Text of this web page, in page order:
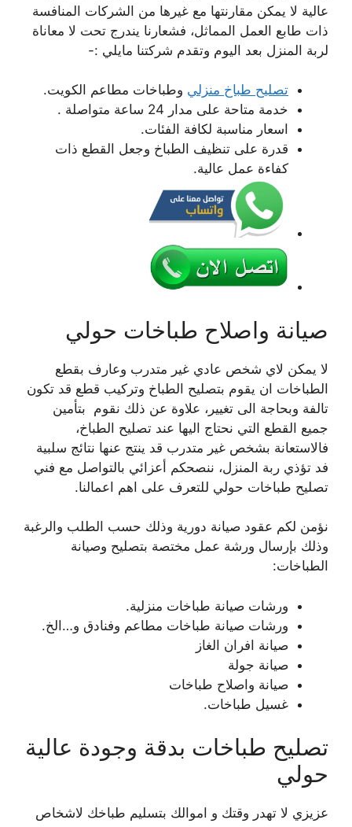
عالية لا يمكن مقارنتها مع غيرها من الشركات المنافسة
ذات طابع العمل المماثل، فشعارنا يندرج تحت لا معاناة
لربة المنزل بعد اليوم وتقدم شركتنا مايلي :-
تصليح طباخ منزلي وطباخات مطاعم الكويت.
خدمة متاحة على مدار 24 ساعة متواصلة .
اسعار مناسبة لكافة الفئات.
قدرة على تنظيف الطباخ وجعل القطع ذات
كفاءة عمل عالية.
صيانة واصلاح طباخات حولي
لا يمكن لاي شخص عادي غير متدرب وعارف بقطع
الطباخات ان يقوم بتصليح الطباخ وتركيب قطع قد تكون
تالفة وبحاجة الى تغيير، علاوة عن ذلك نقوم بتأمين
جميع القطع التي نحتاج اليها عند تصليح الطباخ،
فالاستعانة بشخص غير متدرب قد ينتج عنها نتائج سلبية
فد تؤذي ربة المنزل، ننصحكم أعزائي بالتواصل مع فني
تصليح طباخات حولي للتعرف على اهم اعمالنا.
نؤمن لكم عقود صيانة دورية وذلك حسب الطلب والرغبة
وذلك بإرسال ورشة عمل مختصة بتصليح وصيانة
الطباخات:
ورشات صيانة طباخات منزلية.
ورشات صيانة طباخات مطاعم وفنادق و…الخ.
صيانة افران الغاز
صيانة جولة
صيانة واصلاح طباخات
غسيل طباخات.
تصليح طباخات بدقة وجودة عالية
حولي
عزيزي لا تهدر وقتك و اموالك بتسليم طباخك لاشخاص